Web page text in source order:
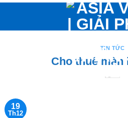
nội
TIN TỨC
Cho thuê màn
19
Th12